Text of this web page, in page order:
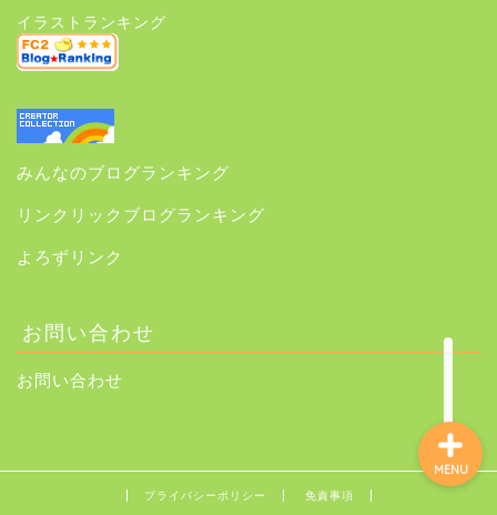
イラストランキング
みんなのブログランキング
リンクリックブログランキング
よろずリンク
お問い合わせ
お問い合わせ
プライバシーポリシー 免責事項
MENU